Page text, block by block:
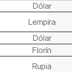
Dólar
Lempira
Dólar
Florín
Rupia